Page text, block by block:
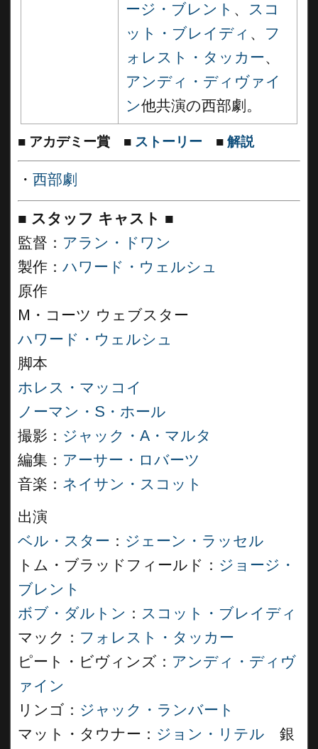
ージ・ブレント 、 スコ
ット・ブレイディ 、 フ
ォレスト・タッカー、
アンディ・ディヴァイ
ン他共演の西部劇。
■ アカデミー賞 ■ ストーリー ■ 解説
・ 西部劇
■ スタッフ キャスト ■
監督： アラン・ドワン
製作： ハワード・ウェルシュ
原作
M・コーツ ウェブスター
ハワード・ウェルシュ
脚本
ホレス・マッコイ
ノーマン・S・ホール
撮影： ジャック・A・マルタ
編集： アーサー・ロバーツ
音楽： ネイサン・スコット
出演
ベル・スター ： ジェーン・ラッセル
トム・ブラッドフィールド： ジョージ・
ブレント
ボブ・ダルトン ： スコット・ブレイディ
マック： フォレスト・タッカー
ピート・ビヴィンズ： アンディ・ディヴ
ァイン
リンゴ： ジャック・ランバート
マット・タウナー： ジョン・リテル 銀